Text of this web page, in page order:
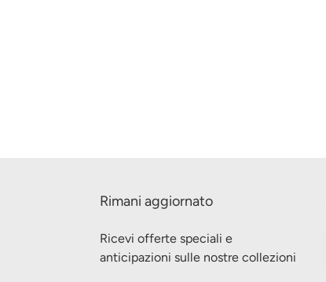
Rimani aggiornato
Ricevi offerte speciali e
anticipazioni sulle nostre collezioni